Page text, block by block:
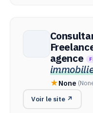
agence
None
Voir le site ↗